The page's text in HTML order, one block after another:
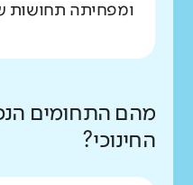
ומפחיתה תחושות
מהם התחומים
החינוכי?